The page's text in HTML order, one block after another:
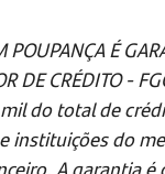
POUPANÇA É
DE CRÉDITO -
do total de
instituições do
A garantia é